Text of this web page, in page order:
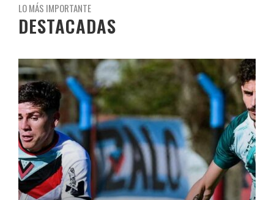
LO MÁS IMPORTANTE
DESTACADAS